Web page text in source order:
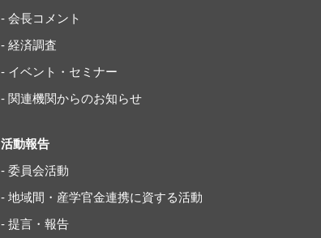
- 会長コメント
- 経済調査
- イベント・セミナー
- 関連機関からのお知らせ
活動報告
- 委員会活動
- 地域間・産学官金連携に資する活動
- 提言・報告